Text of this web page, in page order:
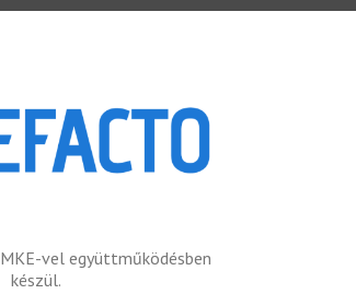
vel együttműködésben
készül.